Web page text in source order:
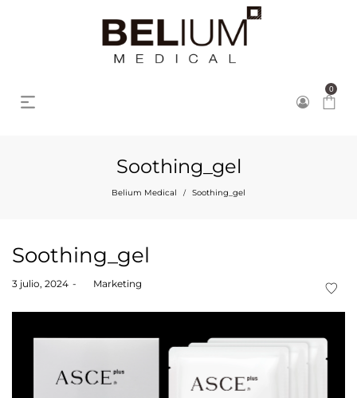
0
Soothing_gel
Belium Medical / Soothing_gel
Soothing_gel
Posted
3 julio, 2024 Marketing